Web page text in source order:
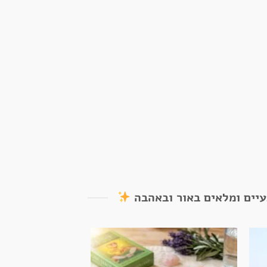
ומלאים באור ובאהבה